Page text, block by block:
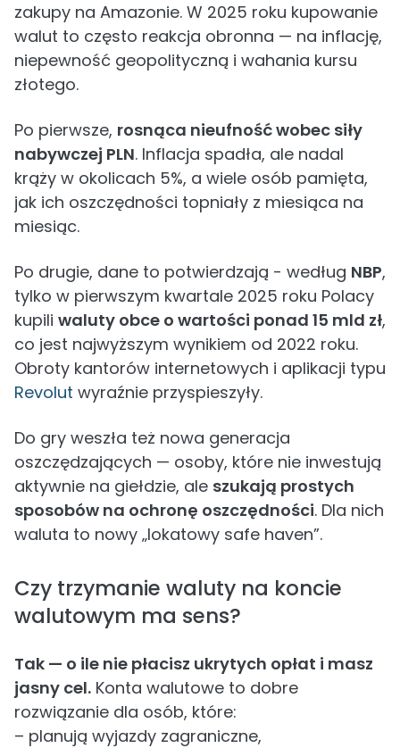
zakupy na Amazonie. W 2025 roku kupowanie
walut to często reakcja obronna — na inflację,
niepewność geopolityczną i wahania kursu
złotego.
Po pierwsze, rosnąca nieufność wobec siły
nabywczej PLN. Inflacja spadła, ale nadal
krąży w okolicach 5%, a wiele osób pamięta,
jak ich oszczędności topniały z miesiąca na
miesiąc.
Po drugie, dane to potwierdzają - według NBP,
tylko w pierwszym kwartale 2025 roku Polacy
kupili waluty obce o wartości ponad 15 mld zł,
co jest najwyższym wynikiem od 2022 roku.
Obroty kantorów internetowych i aplikacji typu
Revolut wyraźnie przyspieszyły.
Do gry weszła też nowa generacja
oszczędzających — osoby, które nie inwestują
aktywnie na giełdzie, ale szukają prostych
sposobów na ochronę oszczędności. Dla nich
waluta to nowy „lokatowy safe haven”.
Czy trzymanie waluty na koncie
walutowym ma sens?
Tak — o ile nie płacisz ukrytych opłat i masz
jasny cel. Konta walutowe to dobre
rozwiązanie dla osób, które:
– planują wyjazdy zagraniczne,